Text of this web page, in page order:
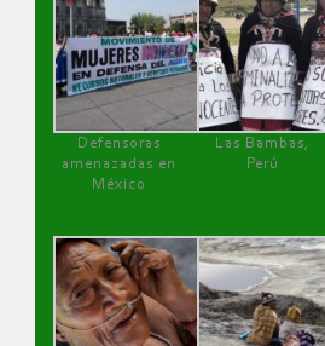
Defensoras
amenazadas en
México
Las Bambas,
Perú